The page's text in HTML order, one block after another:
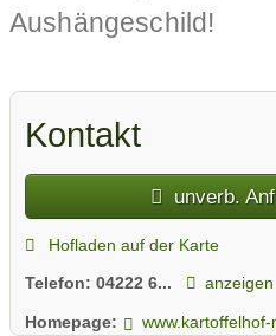
Aushängeschild!
--> Vom Erzeuger
Verbraucher
--> Große
von Früh- bis
bis mehligkochend
Kontakt
unverb.
Hofladen auf der Karte
Telefon: 04222 6... anzeigen
Homepage: